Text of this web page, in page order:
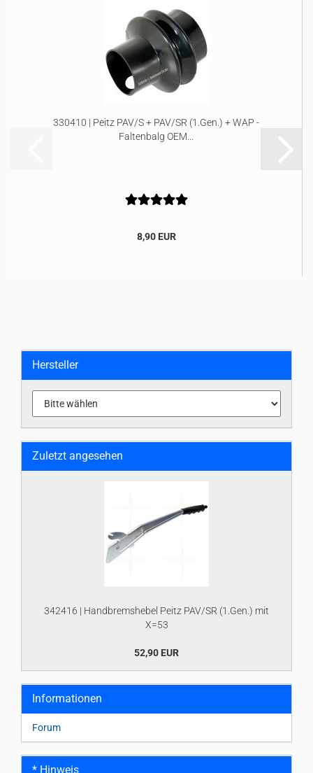
330410 | Peitz PAV/S + PAV/SR (1.Gen.) + WAP -
Faltenbalg OEM...
8,90 EUR
Hersteller
Zuletzt angesehen
342416 | Handbremshebel Peitz PAV/SR (1.Gen.) mit
X=53
52,90 EUR
Informationen
Forum
* Hinweis